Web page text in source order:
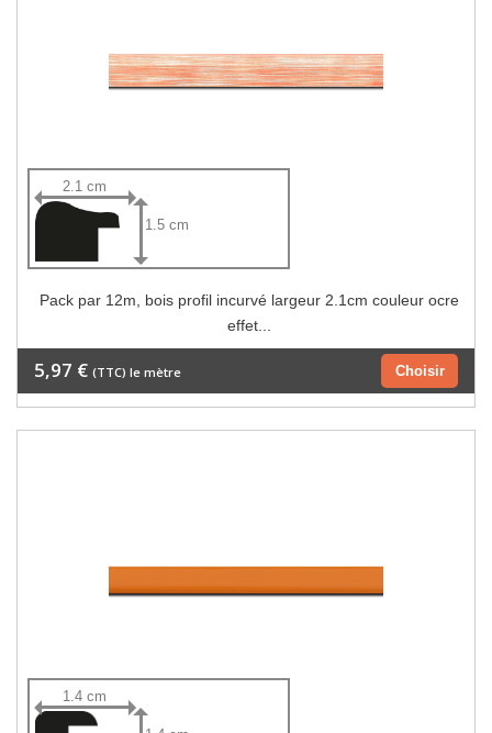
2.1 cm
1.5 cm
Pack par 12m, bois profil incurvé largeur 2.1cm couleur ocre
effet...
Choisir
5,97 € (TTC) le mètre
1.4 cm